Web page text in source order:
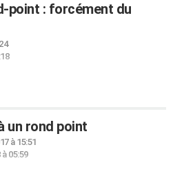
point : forcément du
un rond point
à 15:51
à 05:59